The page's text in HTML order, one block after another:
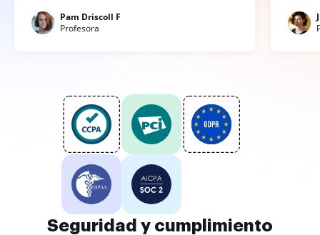
Pam Driscoll F
Profesora
Seguridad y cumplimiento